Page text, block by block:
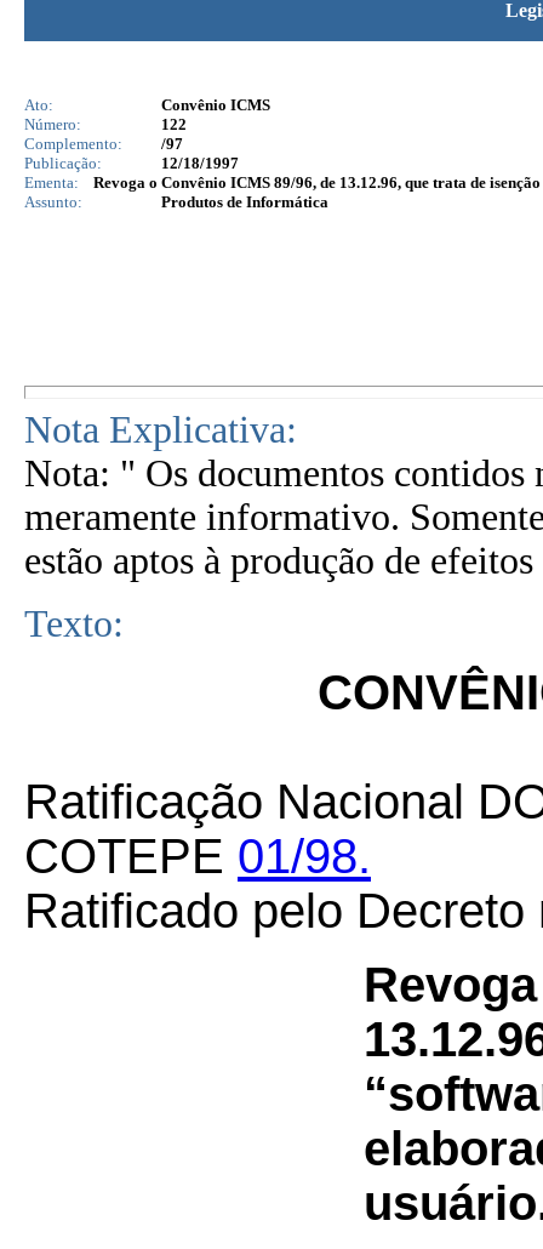
Ato:
Convênio ICMS
Número:
122
Complemento:
/97
Publicação:
12/18/1997
Ementa:
Revoga o Convênio ICMS 89/96, de 13.12.96, que trata de
Assunto:
Produtos de Informática
Nota Explicativa:
Nota: " Os documentos contidos
meramente informativo.
estão aptos à produção de
Texto:
Ratificação Nacional
COTEPE 01/98.
Ratificado pelo Decreto